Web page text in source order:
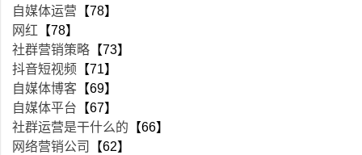
自媒体运营 【78】
网红 【78】
社群营销策略 【73】
抖音短视频 【71】
自媒体博客 【69】
自媒体平台 【67】
社群运营是干什么的 【66】
网络营销公司
【62】